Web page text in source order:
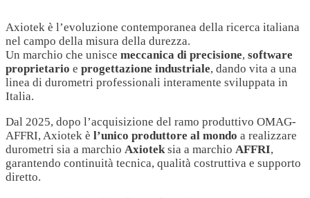
Axiotek è l’evoluzione contemporanea della ricerca italiana
nel campo della misura della durezza.
Un marchio che unisce meccanica di precisione, software
proprietario e progettazione industriale, dando vita a una
linea di durometri professionali interamente sviluppata in
Italia.
Dal 2025, dopo l’acquisizione del ramo produttivo OMAG-
AFFRI, Axiotek è l’unico produttore al mondo a realizzare
durometri sia a marchio Axiotek sia a marchio AFFRI,
garantendo continuità tecnica, qualità costruttiva e supporto
diretto.